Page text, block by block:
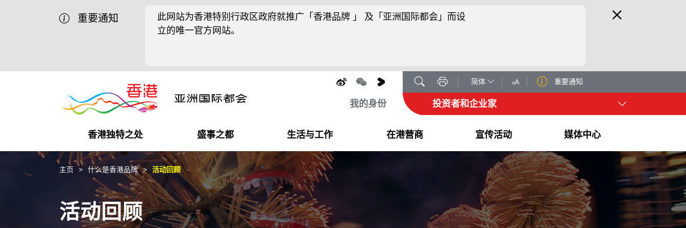
重要通知
此网站为香港特别行政区政府就推广「香港品牌 」 及「亚洲国际都会」而设
立的唯一官方网站。
简体 重要通知
我的身份 投资者和企业家
香港独特之处
商业机遇
独特优势
盛事之都
盛事之都
最新活动精选
生活与工作
在港工作
都会生活
在港营商
在港创业
初创企业
宣传活动
推广香港@中国内地
推广香港@中东
媒体中心
最新资讯
媒体资讯
主页 什么是香港品牌 活动回顾
活动回顾